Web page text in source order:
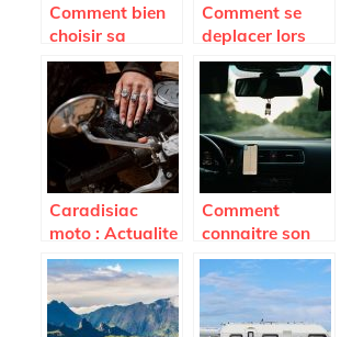
Comment bien
choisir sa
remorque ?
Comment se
deplacer lors
d’un sejour en
Martinique?
Caradisiac
moto : Actualite
moto, scooter,
equipements et
accessoires
moto
Comment
connaitre son
nombre de
points de
permis ? Auto
Moto Pneu